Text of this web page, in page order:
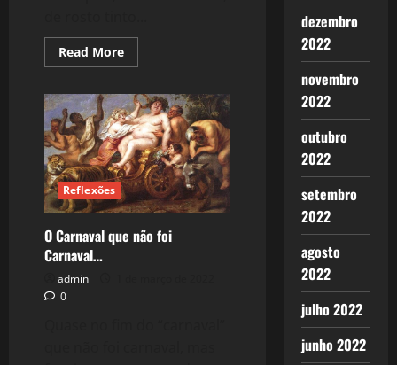
Read MoreRead
more
(Energia)
–
a
Força
em
Ação.
Reflexões
O Carnaval que não foi
Carnaval…
admin
0
dezembro
2022
novembro
2022
outubro
2022
setembro
2022
agosto
2022
julho 2022
junho 2022